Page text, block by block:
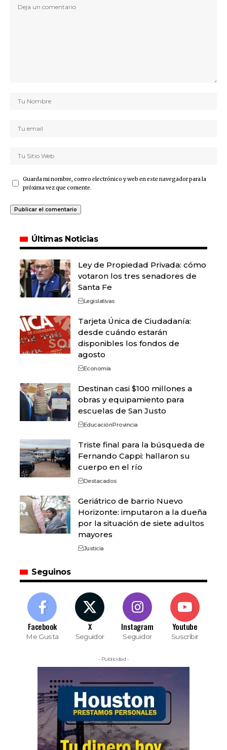
Guarda mi nombre, correo electrónico y web en este navegador para la
próxima vez que comente.
Últimas Noticias
Ley de Propiedad Privada: cómo
votaron los tres senadores de
Santa Fe
Legislativas
Tarjeta Única de Ciudadanía:
desde cuándo estarán
disponibles los fondos de
agosto
Economía
Destinan casi $100 millones a
obras y equipamiento para
escuelas de San Justo
EducaciónProvincia
Triste final para la búsqueda de
Fernando Cappi: hallaron su
cuerpo en el río
Destacados
Geriátrico de barrio Nuevo
Horizonte: imputaron a la dueña
por la situación de siete adultos
mayores
Justicia
Seguinos
Facebook
Me Gusta
X
Seguidor
Instagram
Seguidor
Youtube
Suscribir
- Publicidad -